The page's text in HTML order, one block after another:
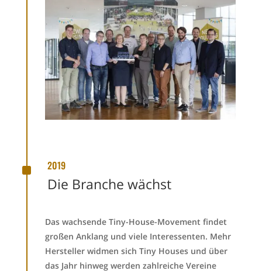
^ 2019
Die Branche wächst
Das wachsende Tiny-House-Movement findet
großen Anklang und viele Interessenten. Mehr
Hersteller widmen sich Tiny Houses und über
das Jahr hinweg werden zahlreiche Vereine